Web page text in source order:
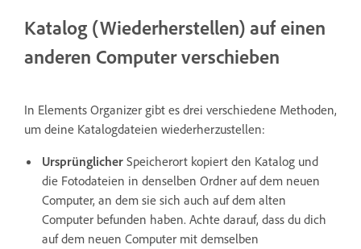
Katalog (Wiederherstellen) auf einen
anderen Computer verschieben
In Elements Organizer gibt es drei verschiedene Methoden,
um deine Katalogdateien wiederherzustellen:
Ursprünglicher Speicherort kopiert den Katalog und
die Fotodateien in denselben Ordner auf dem neuen
Computer, an dem sie sich auch auf dem alten
Computer befunden haben. Achte darauf, dass du dich
auf dem neuen Computer mit demselben